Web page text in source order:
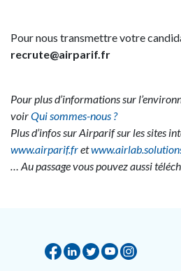
Pour nous transmettre votre
recrute@airparif.fr
Pour plus d’informations sur
voirQui sommes-nous ?
Plus d’infos sur Airparif sur les sites
www.airparif.fret
… Au passage vous pouvez aussi